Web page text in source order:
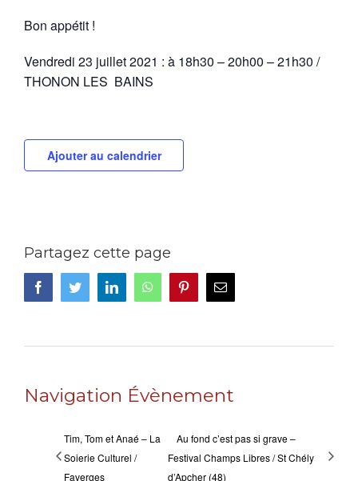
Bon appétit !
Vendredi 23 juillet 2021 : à 18h30 – 20h00 – 21h30 /
THONON LES BAINS
Ajouter au calendrier
Partagez cette page
FacebookTwitterLinkedInWhatsAppPinterestEmail
Navigation Évènement
Tim, Tom et Anaé – La
Soierie Culturel /
Faverges
Au fond c’est pas si grave –
Festival Champs Libres / St Chély
d’Apcher (48)